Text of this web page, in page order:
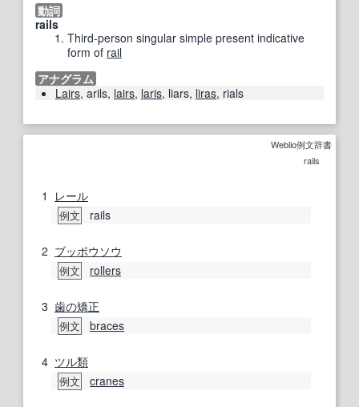
動詞
rails
Third-person singular simple present indicative
form of rail
アナグラム
Lairs, arils, lairs, laris, liars, liras, rials
Weblio例文辞書
rails
1 レール
例文 rails
2 ブッポウソウ
例文 rollers
3 歯の矯正
例文 braces
4 ツル類
例文 cranes